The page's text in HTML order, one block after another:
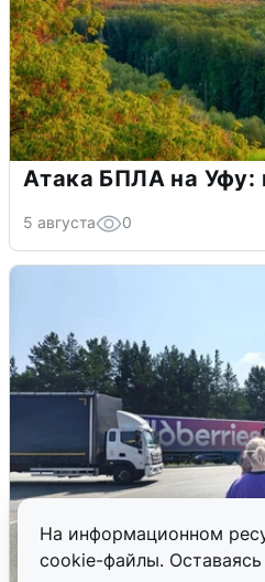
На информационном
cookie-файлы. Оставаясь
Атака БПЛА на Уфу:
5 августа 0